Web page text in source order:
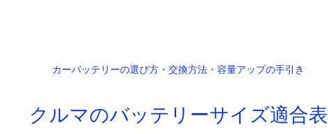
カーバッテリーの選び方・交換方法・容量アップの手引き
クルマのバッテリーサイズ適合表